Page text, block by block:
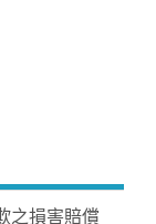
之損害賠償